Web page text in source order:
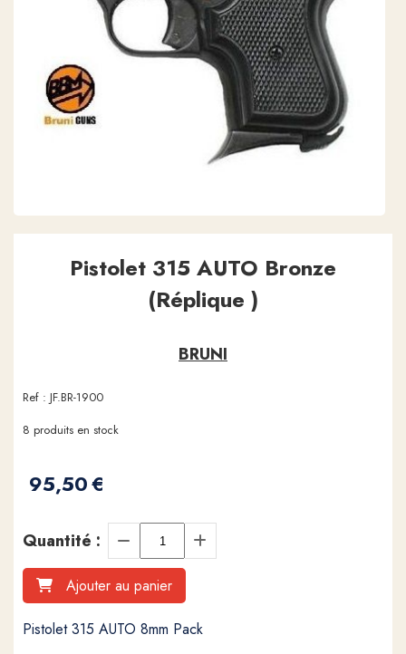
Pistolet 315 AUTO Bronze
(Réplique )
BRUNI
Ref : JF.BR-1900
95,50€
8 produits en stock
Quantité :
Ajouter au panier
Pistolet 315 AUTO 8mm Pack